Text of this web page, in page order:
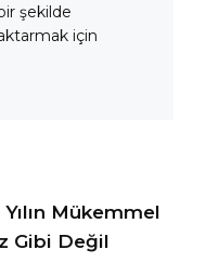
şekilde
için
Mükemmel
Gibi Değil